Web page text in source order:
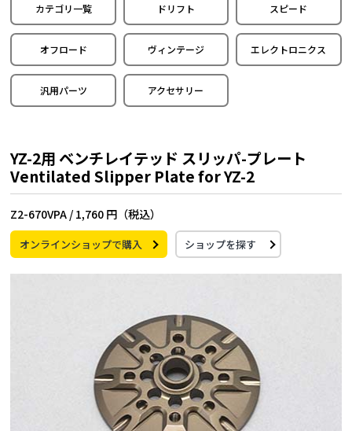
カテゴリ一覧 ドリフト スピード
オフロード ヴィンテージ エレクトロニクス
汎用パーツ アクセサリー
YZ-2用 ベンチレイテッド スリッパ-プレート
Ventilated Slipper Plate for YZ-2
Z2-670VPA / 1,760 円（税込）
オンラインショップで購入 ショップを探す